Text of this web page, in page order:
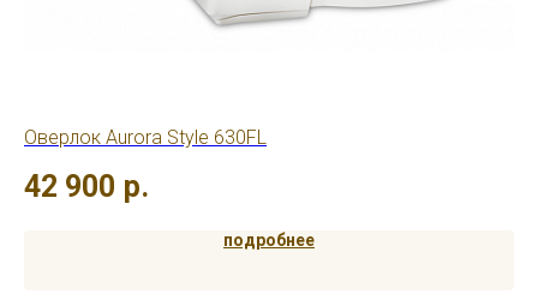
Оверлок Aurora Style 630FL
42 900 р.
подробнее